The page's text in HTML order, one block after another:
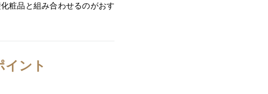
粧品と組み合わせるのがおす
ント